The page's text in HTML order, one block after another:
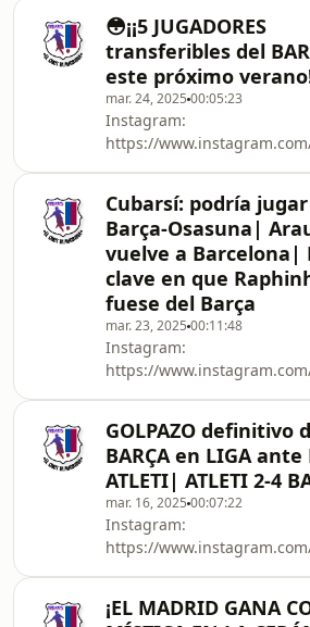
https://www.youtube.com/
5ytB_-
https://kick.com/
😳¡¡5 JUGADORES
transferibles del
este próximo
mar. 24, 2025 00:05:23
Instagram:
https://www.instagram.com/
5ytB_-
https://kick.com/
Cubarsí: podría
Barça-Osasuna|
vuelve a Barcelona|
clave en que
fuese del Barça
mar. 23, 2025 00:11:48
Instagram:
https://www.instagram.com/
5ytB_-
https://kick.com/
GOLPAZO definitivo
BARÇA en LIGA ante
ATLETI| ATLETI 2-4
mar. 16, 2025 00:07:22
Instagram:
https://www.instagram.com/
5ytB_-
¡EL MADRID GANA